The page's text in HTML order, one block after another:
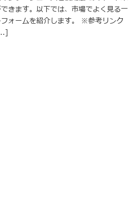
きます。以下では、市場でよく見る一
ォームを紹介します。 ※参考リンク